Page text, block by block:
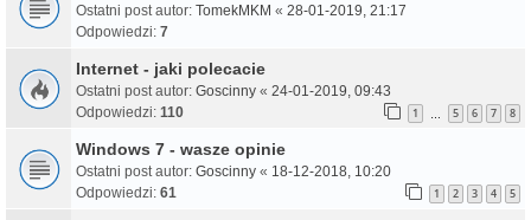
Ostatni post autor: TomekMKM « 28-01-2019, 21:17
Odpowiedzi: 7
Internet - jaki polecacie
Ostatni post autor: Goscinny « 24-01-2019, 09:43
Odpowiedzi: 110 1 5 6 7 8
Windows 7 - wasze opinie
Ostatni post autor: Goscinny « 18-12-2018, 10:20
Odpowiedzi: 61 1 2 3 4 5